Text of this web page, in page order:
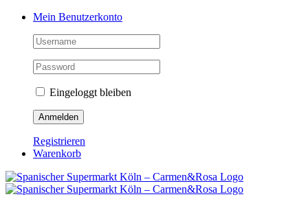
Zum
springen
Facebook
Instagram
Pinterest
Tiktok
YouTubeMein Benutzerkonto
Eingeloggt bleiben
Registrieren
Warenkorb